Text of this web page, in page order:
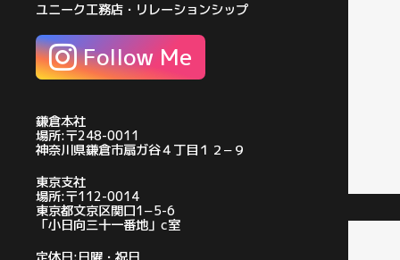
ユニーク工務店・リレーションシップ
Follow Me
鎌倉本社
場所:〒248-0011
神奈川県鎌倉市扇ガ谷４丁目１２−９
東京支社
場所:〒112-0014
東京都文京区関口1−5-6
「小日向三十一番地」c室